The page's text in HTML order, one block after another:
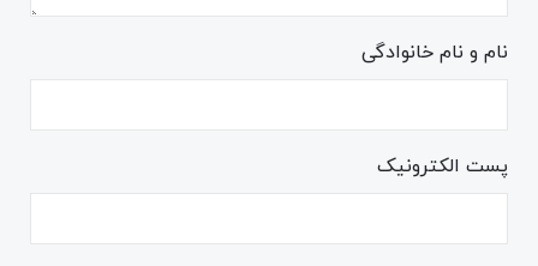
نام و نام خانوادگی
پست الکترونیک